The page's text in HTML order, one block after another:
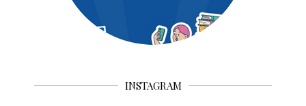
INSTAGRAM